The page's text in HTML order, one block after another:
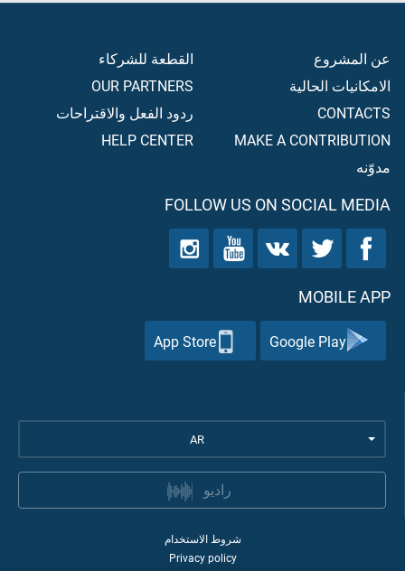
عن المشروع
الامكانيات الحالية
CONTACTS
MAKE A CONTRIBUTION
مدوّنه
القطعة للشركاء
OUR PARTNERS
ردود الفعل والاقتراحات
HELP CENTER
FOLLOW US ON SOCIAL MEDIA
MOBILE APP
Google Play
App Store
AR
راديو
شروط الاستخدام
Privacy policy